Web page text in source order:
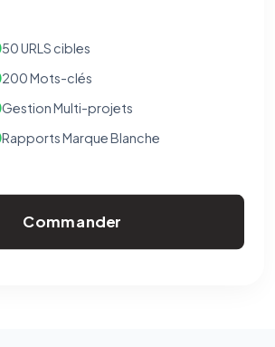
50 URLS cibles
200 Mots-clés
Gestion Multi-projets
Rapports Marque Blanche
Commander